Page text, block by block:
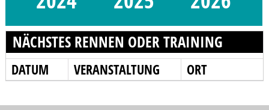
NÄCHSTES RENNEN ODER TRAINING
DATUM VERANSTALTUNG ORT